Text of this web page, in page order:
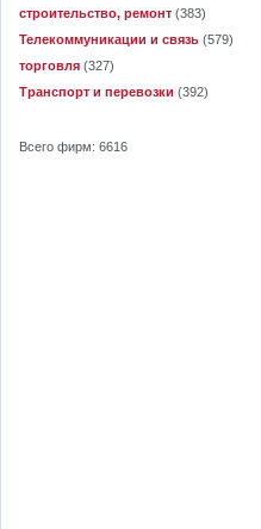
строительство, ремонт (383)
Телекоммуникации и связь (579)
торговля (327)
Транспорт и перевозки (392)
Всего фирм: 6616